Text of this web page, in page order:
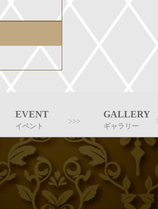
EVENT
イベント
GALLERY
ギャラリー